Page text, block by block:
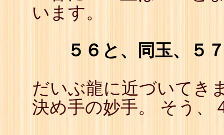
います。
５６と、同玉、５
だいぶ龍に近づいてき
決め手の妙手。 そう、